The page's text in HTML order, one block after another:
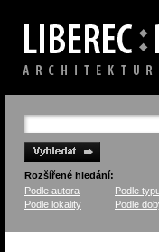
Rozšířené hledání:
Podle autora
Podle
Podle lokality
Podle